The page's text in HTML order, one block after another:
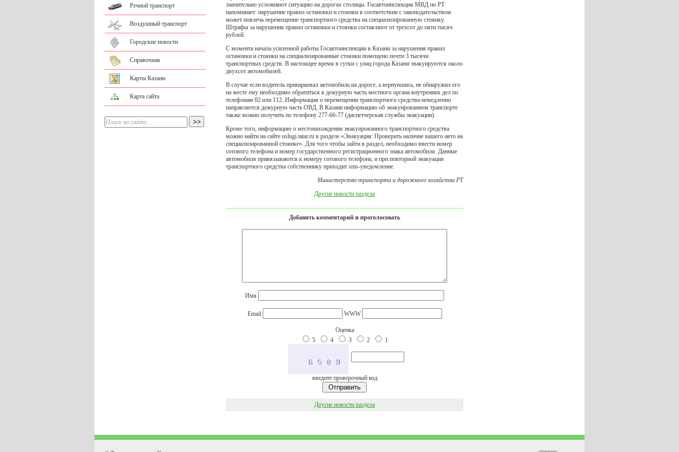
Речной транспорт
Воздушный транспорт
Городские новости
Справочная
Карты Казани
Карта сайта
значительно усложняют ситуацию на дорогах столицы. Госавтоинспекция МВД по РТ
напоминает: нарушение правил остановки и стоянки в соответствии с законодательством
может повлечь перемещение транспортного средства на специализированную стоянку.
Штрафы за нарушения правил остановки и стоянки составляют от трехсот до пяти тысяч
рублей.
С момента начала усиленной работы Госавтоинспекции в Казани за нарушения правил
остановки и стоянки на специализированные стоянки помещено почти 3 тысячи
транспортных средств. В настоящее время в сутки с улиц города Казани эвакуируются около
двухсот автомобилей.
В случае если водитель припарковал автомобиль на дороге, а вернувшись, не обнаружил его
на месте ему необходимо обратиться в дежурную часть местного органа внутренних дел по
телефонам 02 или 112. Информация о перемещении транспортного средства немедленно
направляется дежурную часть ОВД. В Казани информацию об эвакуированном транспорте
также можно получить по телефону 277-66-77 (диспетчерская службы эвакуации).
Кроме того, информацию о местонахождении эвакуированного транспортного средства
можно найти на сайте uslugi.tatar.ru в разделе «Эвакуация: Проверить наличие вашего авто на
специализированной стоянке». Для того чтобы зайти в раздел, необходимо ввести номер
сотового телефона и номер государственного регистрационного знака автомобиля. Данные
автомобиля привязываются к номеру сотового телефона, и при повторной эвакуации
транспортного средства собственнику приходит sms-уведомление.
Министерство транспорта и дорожного хозяйства РТ
Другие новости раздела
Добавить комментарий и проголосовать
Имя
Email WWW
Оценка
5
4 3 2 1
введите проверочный код
Другие новости раздела